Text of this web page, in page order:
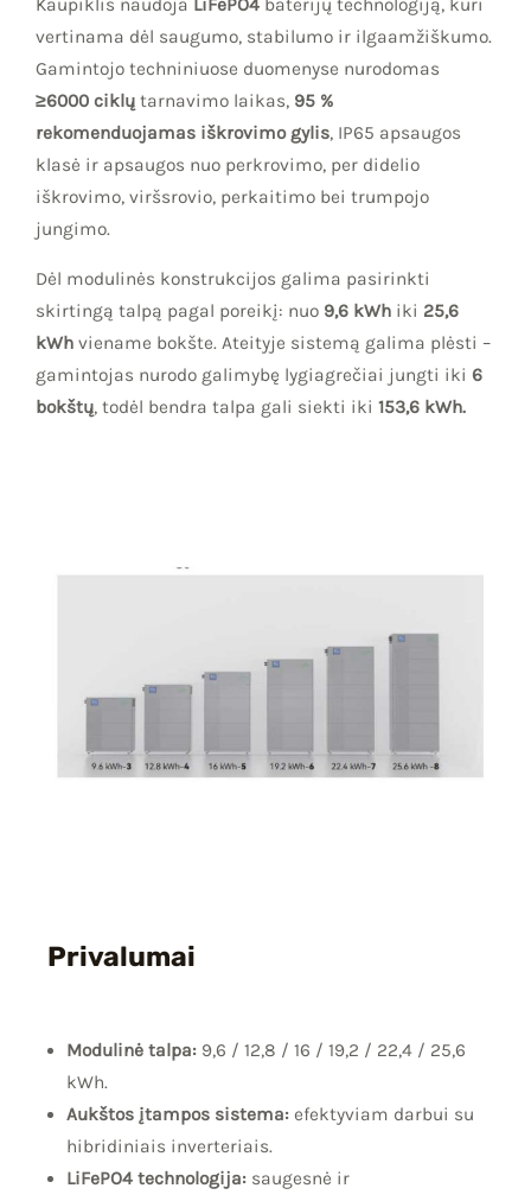
Kaupiklis naudoja LiFePO4 baterijų technologiją, kuri
vertinama dėl saugumo, stabilumo ir ilgaamžiškumo.
Gamintojo techniniuose duomenyse nurodomas
≥6000 ciklų tarnavimo laikas, 95 %
rekomenduojamas iškrovimo gylis, IP65 apsaugos
klasė ir apsaugos nuo perkrovimo, per didelio
iškrovimo, viršsrovio, perkaitimo bei trumpojo
jungimo.
Dėl modulinės konstrukcijos galima pasirinkti
skirtingą talpą pagal poreikį: nuo 9,6 kWh iki 25,6
kWh viename bokšte. Ateityje sistemą galima plėsti –
gamintojas nurodo galimybę lygiagrečiai jungti iki 6
bokštų, todėl bendra talpa gali siekti iki 153,6 kWh.
Privalumai
Modulinė talpa:9,6 / 12,8 / 16 / 19,2 / 22,4 / 25,6
kWh.
Aukštos įtampos sistema:efektyviam darbui su
hibridiniais inverteriais.
LiFePO4 technologija:saugesnė ir